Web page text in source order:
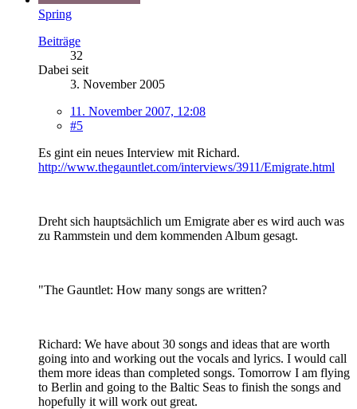
Spring
Beiträge
32
Dabei seit
3. November 2005
11. November 2007, 12:08
#5
Es gint ein neues Interview mit Richard.
http://www.thegauntlet.com/interviews/3911/Emigrate.html
Dreht sich hauptsächlich um Emigrate aber es wird auch was
zu Rammstein und dem kommenden Album gesagt.
"The Gauntlet: How many songs are written?
Richard: We have about 30 songs and ideas that are worth
going into and working out the vocals and lyrics. I would call
them more ideas than completed songs. Tomorrow I am flying
to Berlin and going to the Baltic Seas to finish the songs and
hopefully it will work out great.